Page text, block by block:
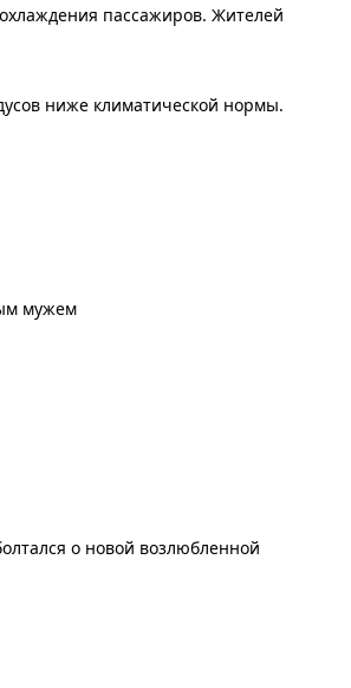
пассажиров. Жителей
ниже климатической нормы.
мужем
о новой возлюбленной